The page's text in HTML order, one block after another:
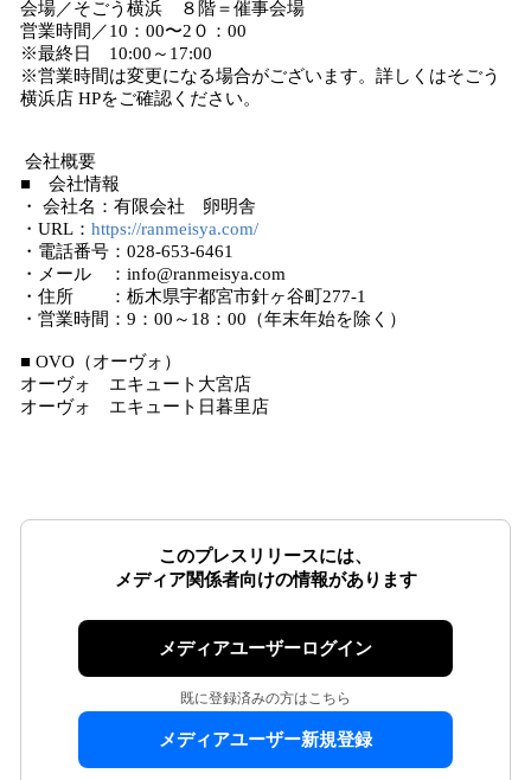
会場／そごう横浜 ８階＝催事会場
営業時間／10：00〜2０：00
※最終日 10:00～17:00
※営業時間は変更になる場合がございます。詳しくはそごう
横浜店 HPをご確認ください。
会社概要
■ 会社情報
・ 会社名：有限会社 卵明舎
・URL： https://ranmeisya.com/
・電話番号：028-653-6461
・メール ：info@ranmeisya.com
・住所 ：栃木県宇都宮市針ヶ谷町277-1
・営業時間：9：00～18：00（年末年始を除く）
■ OVO（オーヴォ）
オーヴォ エキュート大宮店
オーヴォ エキュート日暮里店
このプレスリリースには、
メディア関係者向けの情報があります
メディアユーザーログイン
既に登録済みの方はこちら
メディアユーザー新規登録